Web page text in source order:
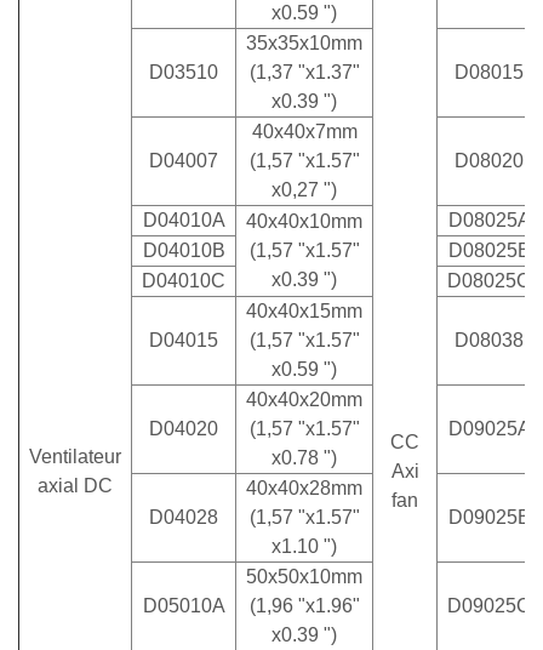
Ventilateur
axial DC
CC
Axi
fan
x0.59 ")
D03510
35x35x10mm
(1,37 "x1.37"
x0.39 ")
D08015
D04007
40x40x7mm
(1,57 "x1.57"
x0,27 ")
D08020
D04010A
40x40x10mm
(1,57 "x1.57"
x0.39 ")
D08025A
D04010B
D08025B
D04010C
D08025C
D04015
40x40x15mm
(1,57 "x1.57"
x0.59 ")
D08038
D04020
40x40x20mm
(1,57 "x1.57"
x0.78 ")
D09025A
D04028
40x40x28mm
(1,57 "x1.57"
x1.10 ")
D09025B
D05010A
50x50x10mm
(1,96 "x1.96"
x0.39 ")
D09025C